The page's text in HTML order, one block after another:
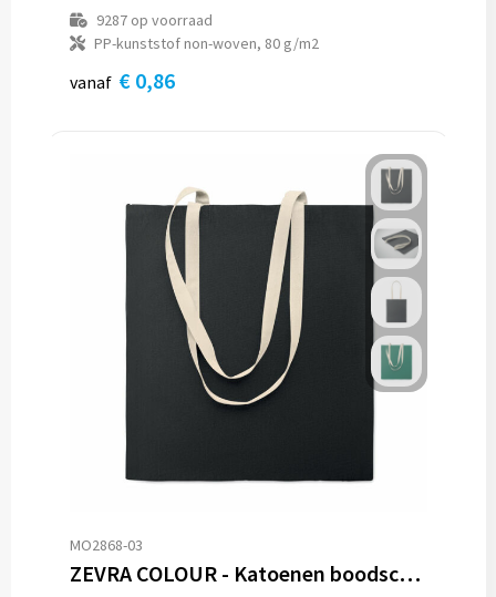
9287op voorraad
PP-kunststof non-woven, 80 g/m2
vanaf € 0,86
MO2868-03
ZEVRA COLOUR - Katoenen boodschappentas